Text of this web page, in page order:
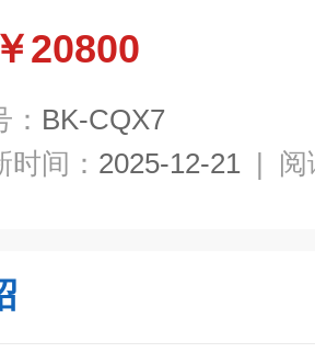
￥20800
BK-CQX7
时间： 2025-12-21 | 阅